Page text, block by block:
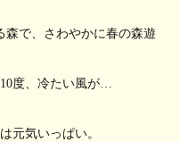
森で、さわやかに春の森遊
度、冷たい風が…
元気いっぱい。